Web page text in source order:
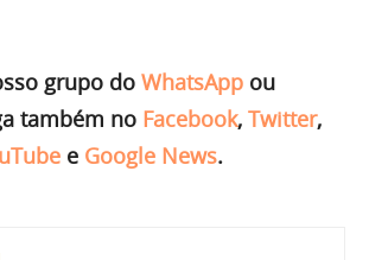
grupo do WhatsApp ou
também no Facebook, Twitter,
e Google News.